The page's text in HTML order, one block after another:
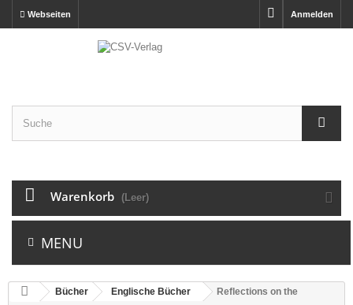
Anmelden
Webseiten
Warenkorb (Leer)
MENU
Bücher Englische Bücher
Reflections on the